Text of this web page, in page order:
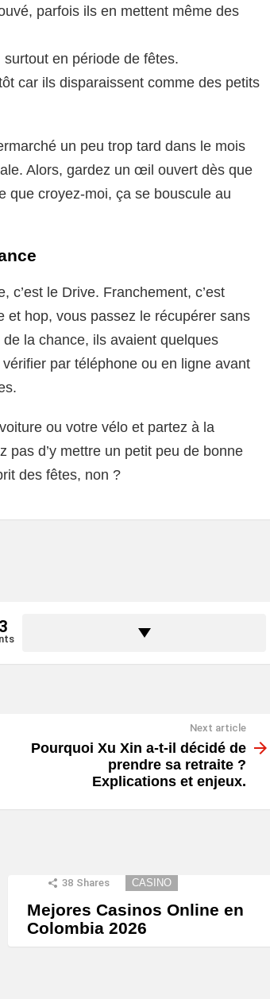
parfois ils en mettent même des
en période de fêtes.
car ils disparaissent comme des petits
un peu trop tard dans le mois
Alors, gardez un œil ouvert dès que
que croyez-moi, ça se bouscule au
c’est le Drive. Franchement, c’est
et hop, vous passez le récupérer sans
de la chance, ils avaient quelques
par téléphone ou en ligne avant
ou votre vélo et partez à la
pas d’y mettre un petit peu de bonne
des fêtes, non ?
Next article
Pourquoi Xu Xin a-t-il décidé de
prendre sa retraite ?
Explications et enjeux.
38 Shares CASINO
Mejores Casinos Online en
Colombia 2026